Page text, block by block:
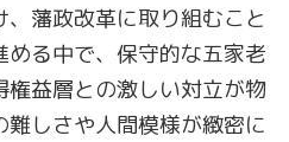
藩政改革に取り組むこと
る中で、保守的な五家老
益層との激しい対立が物
しさや人間模様が緻密に